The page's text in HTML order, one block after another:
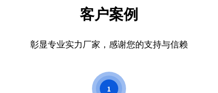
客户案例
彰显专业实力厂家，感谢您的支持与信赖
1